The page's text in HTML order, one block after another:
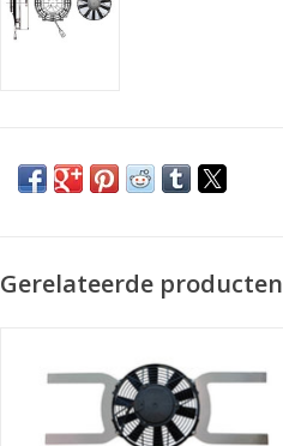
Gerelateerde producten
(305mm) Fan
TOEVOEGEN AAN WINKELWAGEN